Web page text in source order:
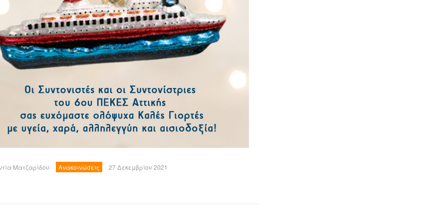
Ματζαρίδου Ανακοινώσεις 27 Δεκεμβρίου 2021